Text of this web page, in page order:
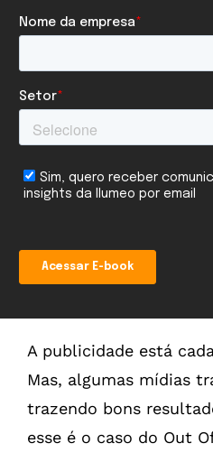
A publicidade está
Mas, algumas mídias
trazendo bons
esse é o caso do Out